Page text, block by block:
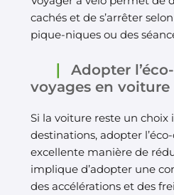
cachés et de s’arrêter
pique-niques ou des
Adopter
voyages en voiture
Si la voiture reste un
destinations, adopter
excellente manière de
implique d’adopter une
des accélérations et des